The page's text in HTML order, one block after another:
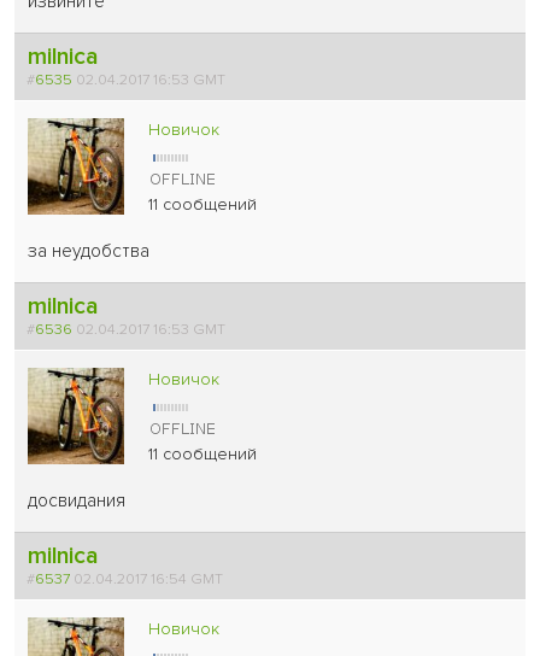
milnica
#6535 02.04.2017 16:53 GMT
Новичок
11 сообщений
за неудобства
milnica
#6536 02.04.2017 16:53 GMT
Новичок
11 сообщений
досвидания
milnica
#6537 02.04.2017 16:54 GMT
Новичок